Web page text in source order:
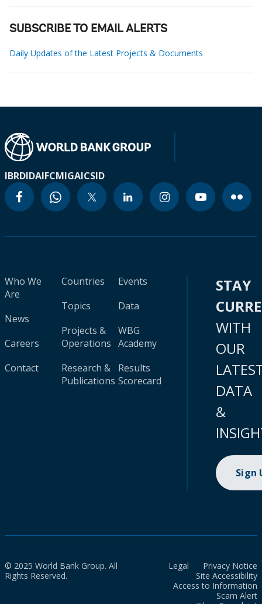
SUBSCRIBE TO EMAIL ALERTS
Daily Updates of the Latest Projects & Documents
IBRDIDAIFCMIGAICSID
Who We
Are
News
Careers
Contact
Countries
Topics
Projects &
Operations
Research &
Publications
Events
Data
WBG
Academy
Results
Scorecard
STAY
WITH
OUR
DATA
&
Sign
© 2025 World Bank Group. All
Rights Reserved.
Legal
Privacy Notice
Site Accessibility
Access to Information
Scam Alert